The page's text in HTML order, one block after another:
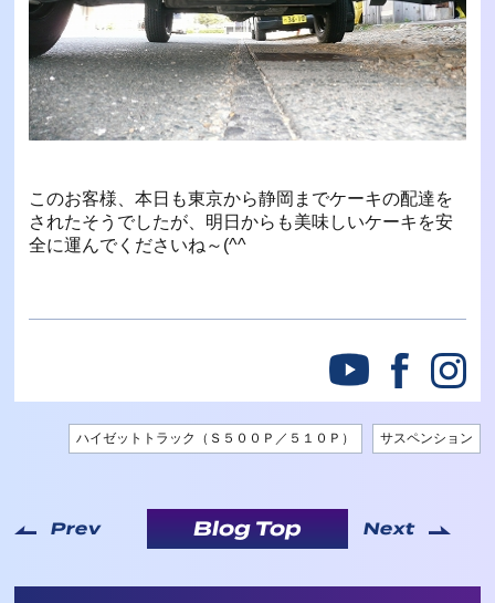
このお客様、本日も東京から静岡までケーキの配達を
されたそうでしたが、明日からも美味しいケーキを安
全に運んでくださいね～(^^
ハイゼットトラック（Ｓ５００Ｐ／５１０Ｐ） サスペンション
Prev Blog Top Next